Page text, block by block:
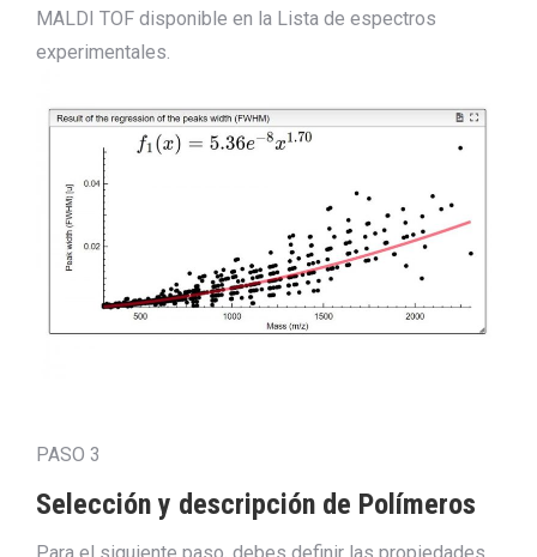
MALDI TOF disponible en la Lista de espectros
experimentales.
PASO 3
Selección y descripción de Polímeros